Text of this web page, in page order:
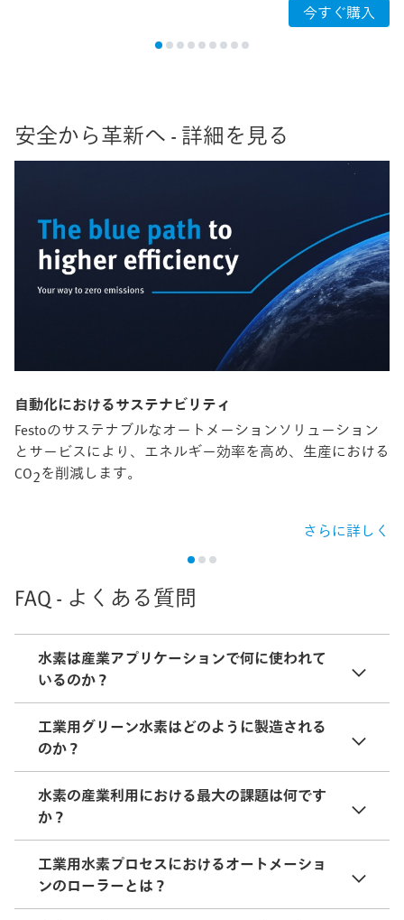
今すぐ購入
安全から革新へ - 詳細を見る
自動化におけるサステナビリティ
Festoのサステナブルなオートメーションソリューション
とサービスにより、エネルギー効率を高め、生産における
CO2を削減します。
さらに詳しく
FAQ - よくある質問
水素は産業アプリケーションで何に使われて
いるのか？
工業用グリーン水素はどのように製造される
のか？
水素の産業利用における最大の課題は何です
か？
工業用水素プロセスにおけるオートメーショ
ンのローラーとは？